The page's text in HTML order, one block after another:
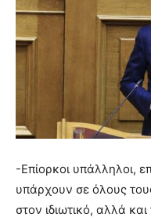
-Επίορκοι υπάλληλοι,
υπάρχουν σε όλους
στον ιδιωτικό, αλλά